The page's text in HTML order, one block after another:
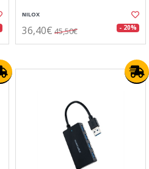
NILOX
36,40€ 45,50€ - 20%